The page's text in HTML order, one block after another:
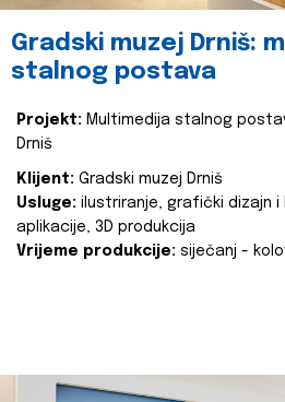
Gradski muzej Drniš:
stalnog postava
Projekt: Multimedija stalnog
Drniš
Klijent: Gradski muzej Drniš
Usluge: ilustriranje, grafički dizajn i
aplikacije, 3D produkcija
Vrijeme produkcije: siječanj -